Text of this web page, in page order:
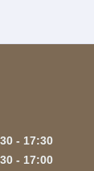
- 17:30
- 17:00